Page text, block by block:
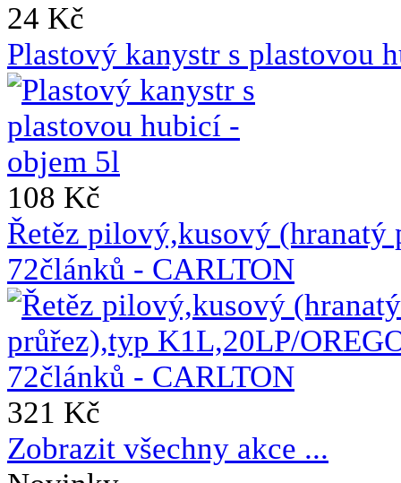
24 Kč
Plastový kanystr s plastovou
108 Kč
Řetěz pilový,kusový
72článků - CARLTON
321 Kč
Zobrazit všechny akce ...